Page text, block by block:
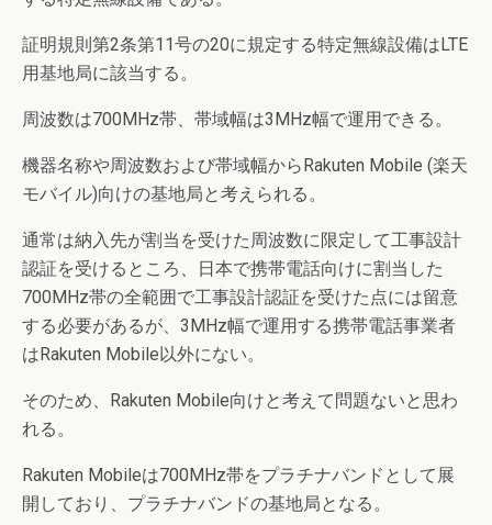
証明規則第2条第11号の20に規定する特定無線設備はLTE
用基地局に該当する。
周波数は700MHz帯、帯域幅は3MHz幅で運用できる。
機器名称や周波数および帯域幅からRakuten Mobile (楽天
モバイル)向けの基地局と考えられる。
通常は納入先が割当を受けた周波数に限定して工事設計
認証を受けるところ、日本で携帯電話向けに割当した
700MHz帯の全範囲で工事設計認証を受けた点には留意
する必要があるが、3MHz幅で運用する携帯電話事業者
はRakuten Mobile以外にない。
そのため、Rakuten Mobile向けと考えて問題ないと思わ
れる。
Rakuten Mobileは700MHz帯をプラチナバンドとして展
開しており、プラチナバンドの基地局となる。